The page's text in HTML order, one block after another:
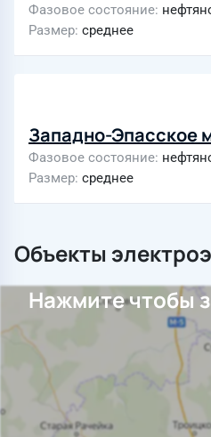
Фазовое состояние
Размер среднее
Западно-Эпасское
Фазовое состояние
Размер среднее
Объекты
Нажмите чтобы